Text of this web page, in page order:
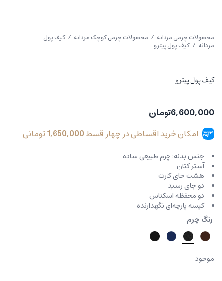
محصولات چرمی مردانه / محصولات چرمی کوچک مردانه / کیف پول
مردانه / کیف پول پیترو
کیف پول پیترو
6,600,000تومان
امکان خرید اقساطی در چهار قسط1,650,000تومانی
جنس بدنه: چرم طبیعی ساده
آستر کتان
هشت جای کارت
دو جای رسید
دو محفظه اسکناس
کیسه پارچه‌ای نگهدارنده
رنگ چرم
موجود